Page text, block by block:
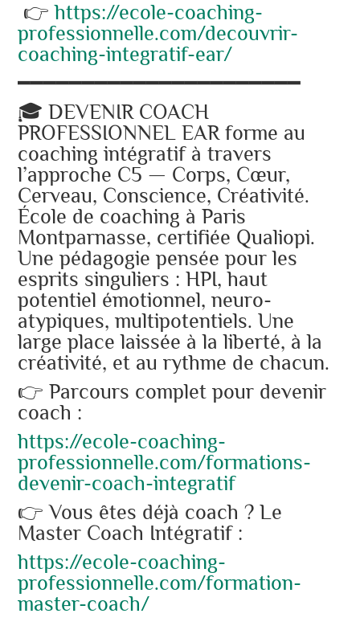
👉 https://ecole-coaching-
professionnelle.com/decouvrir-
coaching-integratif-ear/
━━━━━━━━━━━━━━━━━━━━━━
🎓 DEVENIR COACH
PROFESSIONNEL EAR forme au
coaching intégratif à travers
l’approche C5 — Corps, Cœur,
Cerveau, Conscience, Créativité.
École de coaching à Paris
Montparnasse, certifiée Qualiopi.
Une pédagogie pensée pour les
esprits singuliers : HPI, haut
potentiel émotionnel, neuro-
atypiques, multipotentiels. Une
large place laissée à la liberté, à la
créativité, et au rythme de chacun.
👉 Parcours complet pour devenir
coach :
https://ecole-coaching-
professionnelle.com/formations-
devenir-coach-integratif
👉 Vous êtes déjà coach ? Le
Master Coach Intégratif :
https://ecole-coaching-
professionnelle.com/formation-
master-coach/